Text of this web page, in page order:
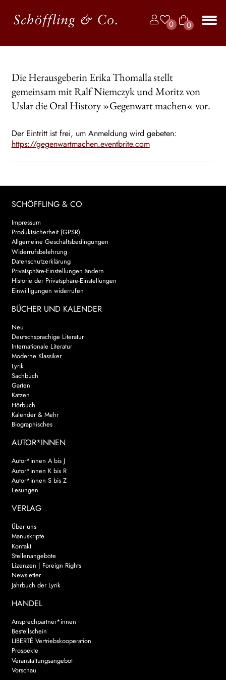
0
0
ike
Zur
Navigation
Zum
Inhalt
BÜCHER
KALENDER
LESUNGEN
AKTUELLES
NEWSLETTER
WEITERE VERLAGE
Search:
Die Herausgeberin Erika Thomalla stellt
gemeinsam mit Ralf Niemczyk und Moritz von
Uslar die Oral History »Gegenwart machen« vor.
Der Eintritt ist frei, um Anmeldung wird gebeten:
https://gegenwartmachen.eventbrite.com
SCHÖFFLING & CO
Impressum
Produktsicherheit (GPSR)
Allgemeine Geschäftsbedingungen
Widerrufsbelehrung
Datenschutzerklärung
Privatsphäre-Einstellungen ändern
Historie der Privatsphäre-Einstellungen
Einwilligungen widerrufen
BÜCHER UND KALENDER
Neu
Deutschsprachige Literatur
Internationale Literatur
Moderne Klassiker
Lyrik
Sachbuch
Garten
Katzen
Hörbuch
Kalender & Mehr
Biographisches
AUTOR*INNEN
Autor*innen A bis J
Autor*innen K bis R
Autor*innen S bis Z
Lesungen
VERLAG
Über uns
Manuskripte
Kontakt
Stellenangebote
Lizenzen | Foreign Rights
Newsletter
Jahrbuch der Lyrik
HANDEL
Ansprechpartner*innen
Bestellschein
LIBERTÉ Vertriebskooperation
Prospekte
Veranstaltungsangebot
Vorschau